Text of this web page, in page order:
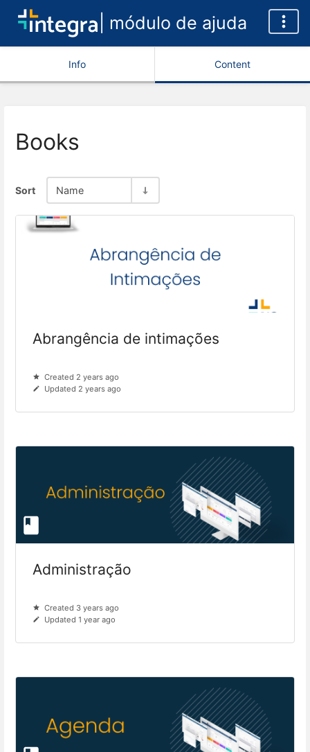
| módulo de ajuda
Info Content
Books
Sort Name
Abrangência de intimações
Created 2 years ago
Updated 2 years ago
Administração
Created 3 years ago
Updated 1 year ago